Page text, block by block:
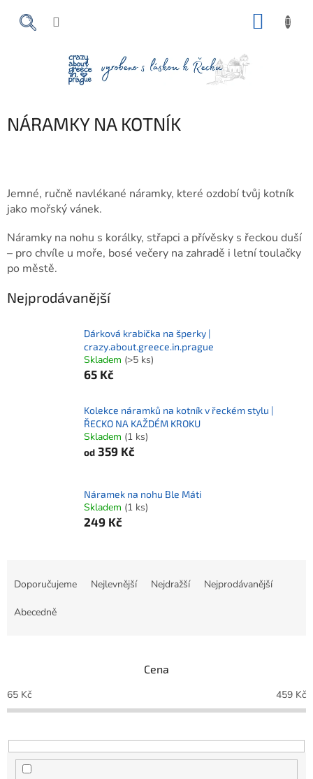
NÁRAMKY NA KOTNÍK
Jemné, ručně navlékané náramky, které ozdobí tvůj kotník
jako mořský vánek.
Náramky na nohu s korálky, střapci a přívěsky s řeckou duší
– pro chvíle u moře, bosé večery na zahradě i letní toulačky
po městě.
Nejprodávanější
Dárková krabička na šperky |
crazy.about.greece.in.prague
Skladem (>5 ks)
65 Kč
Kolekce náramků na kotník v řeckém stylu |
ŘECKO NA KAŽDÉM KROKU
Skladem (1 ks)
od 359 Kč
Náramek na nohu Ble Máti
Skladem (1 ks)
249 Kč
o
d
k
t
Doporučujeme Nejlevnější Nejdražší Nejprodávanější
Abecedně
Cena
65 Kč 459 Kč